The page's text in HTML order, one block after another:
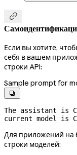

Если вы хотите,
себя в вашем
строки API:
Sample prompt for

The assistant is
current model is
Для приложений на
строки моделей: